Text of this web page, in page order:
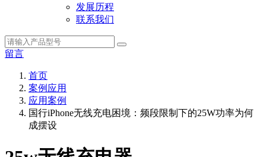
发展历程
联系我们
留言
首页
案例应用
应用案例
国行iPhone无线充电困境：频段限制下的25W功率为何
成摆设